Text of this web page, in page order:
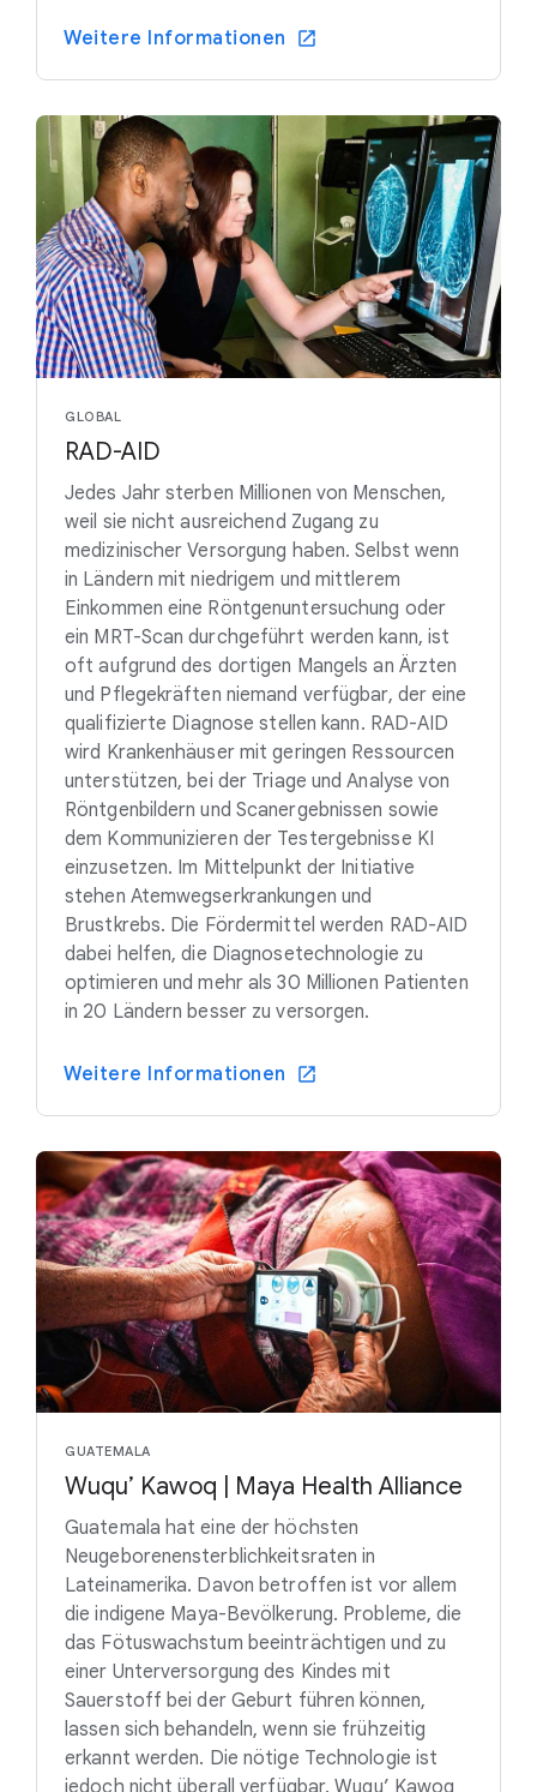
Weitere Informationen
GLOBAL
RAD-AID
Jedes Jahr sterben Millionen von Menschen,
weil sie nicht ausreichend Zugang zu
medizinischer Versorgung haben. Selbst wenn
in Ländern mit niedrigem und mittlerem
Einkommen eine Röntgenuntersuchung oder
ein MRT-Scan durchgeführt werden kann, ist
oft aufgrund des dortigen Mangels an Ärzten
und Pflegekräften niemand verfügbar, der eine
qualifizierte Diagnose stellen kann. RAD-AID
wird Krankenhäuser mit geringen Ressourcen
unterstützen, bei der Triage und Analyse von
Röntgenbildern und Scanergebnissen sowie
dem Kommunizieren der Testergebnisse KI
einzusetzen. Im Mittelpunkt der Initiative
stehen Atemwegserkrankungen und
Brustkrebs. Die Fördermittel werden RAD-AID
dabei helfen, die Diagnosetechnologie zu
optimieren und mehr als 30 Millionen Patienten
in 20 Ländern besser zu versorgen.
Weitere Informationen
GUATEMALA
Wuqu’ Kawoq | Maya Health Alliance
Guatemala hat eine der höchsten
Neugeborenensterblichkeitsraten in
Lateinamerika. Davon betroffen ist vor allem
die indigene Maya-Bevölkerung. Probleme, die
das Fötuswachstum beeinträchtigen und zu
einer Unterversorgung des Kindes mit
Sauerstoff bei der Geburt führen können,
lassen sich behandeln, wenn sie frühzeitig
erkannt werden. Die nötige Technologie ist
jedoch nicht überall verfügbar. Wuqu’ Kawoq